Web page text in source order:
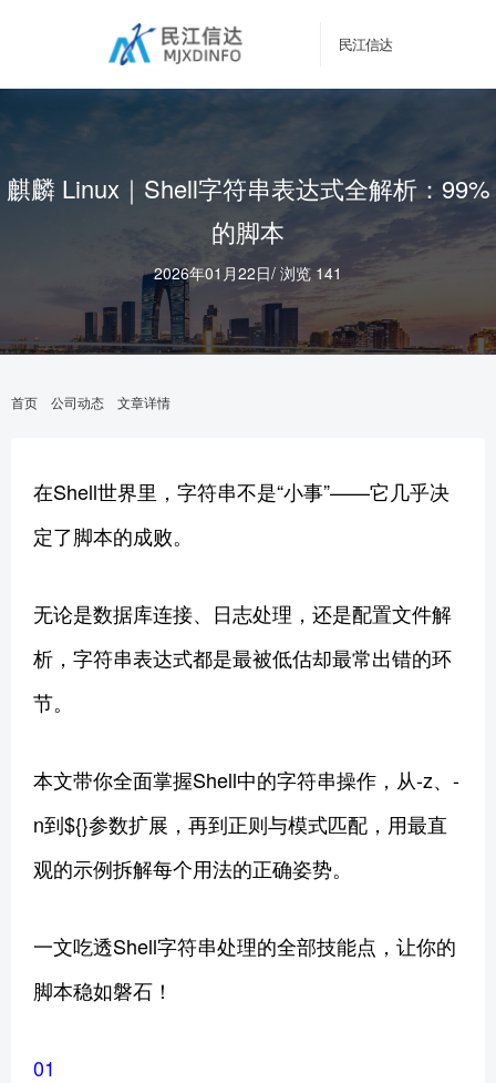
民江信达
麒麟 Linux｜Shell字符串表达式全解析：99%
的脚本
2026年01月22日/ 浏览 141
首页 公司动态 文章详情
在Shell世界里，字符串不是“小事”——它几乎决
定了脚本的成败。
无论是数据库连接、日志处理，还是配置文件解
析，字符串表达式都是最被低估却最常出错的环
节。
本文带你全面掌握Shell中的字符串操作，从-z、-
n到${}参数扩展，再到正则与模式匹配，用最直
观的示例拆解每个用法的正确姿势。
一文吃透Shell字符串处理的全部技能点，让你的
脚本稳如磐石！
01